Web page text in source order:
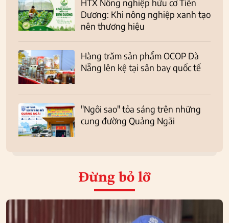
HTX Nông nghiệp hữu cơ Tiên
Dương: Khi nông nghiệp xanh tạo
nên thương hiệu
Hàng trăm sản phẩm OCOP Đà
Nẵng lên kệ tại sân bay quốc tế
"Ngôi sao" tỏa sáng trên những
cung đường Quảng Ngãi
Đừng bỏ lỡ